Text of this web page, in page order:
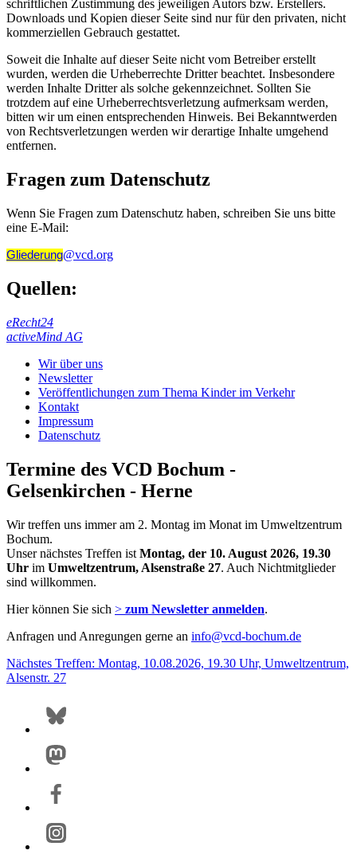
schriftlichen Zustimmung des jeweiligen Autors bzw. Erstellers.
Downloads und Kopien dieser Seite sind nur für den privaten, nicht
kommerziellen Gebrauch gestattet.
Soweit die Inhalte auf dieser Seite nicht vom Betreiber erstellt
wurden, werden die Urheberrechte Dritter beachtet. Insbesondere
werden Inhalte Dritter als solche gekennzeichnet. Sollten Sie
trotzdem auf eine Urheberrechtsverletzung aufmerksam werden,
bitten wir um einen entsprechenden Hinweis. Bei Bekanntwerden
von Rechtsverletzungen werden wir derartige Inhalte umgehend
entfernen.
Fragen zum Datenschutz
Wenn Sie Fragen zum Datenschutz haben, schreiben Sie uns bitte
eine E-Mail:
Gliederung@vcd.org
Quellen:
eRecht24
activeMind AG
Wir über uns
Newsletter
Veröffentlichungen zum Thema Kinder im Verkehr
Kontakt
Impressum
Datenschutz
Termine des VCD Bochum -
Gelsenkirchen - Herne
Wir treffen uns immer am 2. Montag im Monat im Umweltzentrum
Bochum.
Unser nächstes Treffen ist Montag, der 10. August 2026, 19.30
Uhr im Umweltzentrum, Alsenstraße 27. Auch Nichtmitglieder
sind willkommen.
Hier können Sie sich > zum Newsletter anmelden.
Anfragen und Anregungen gerne an info@vcd-bochum.de
Nächstes Treffen: Montag, 10.08.2026, 19.30 Uhr, Umweltzentrum,
Alsenstr. 27